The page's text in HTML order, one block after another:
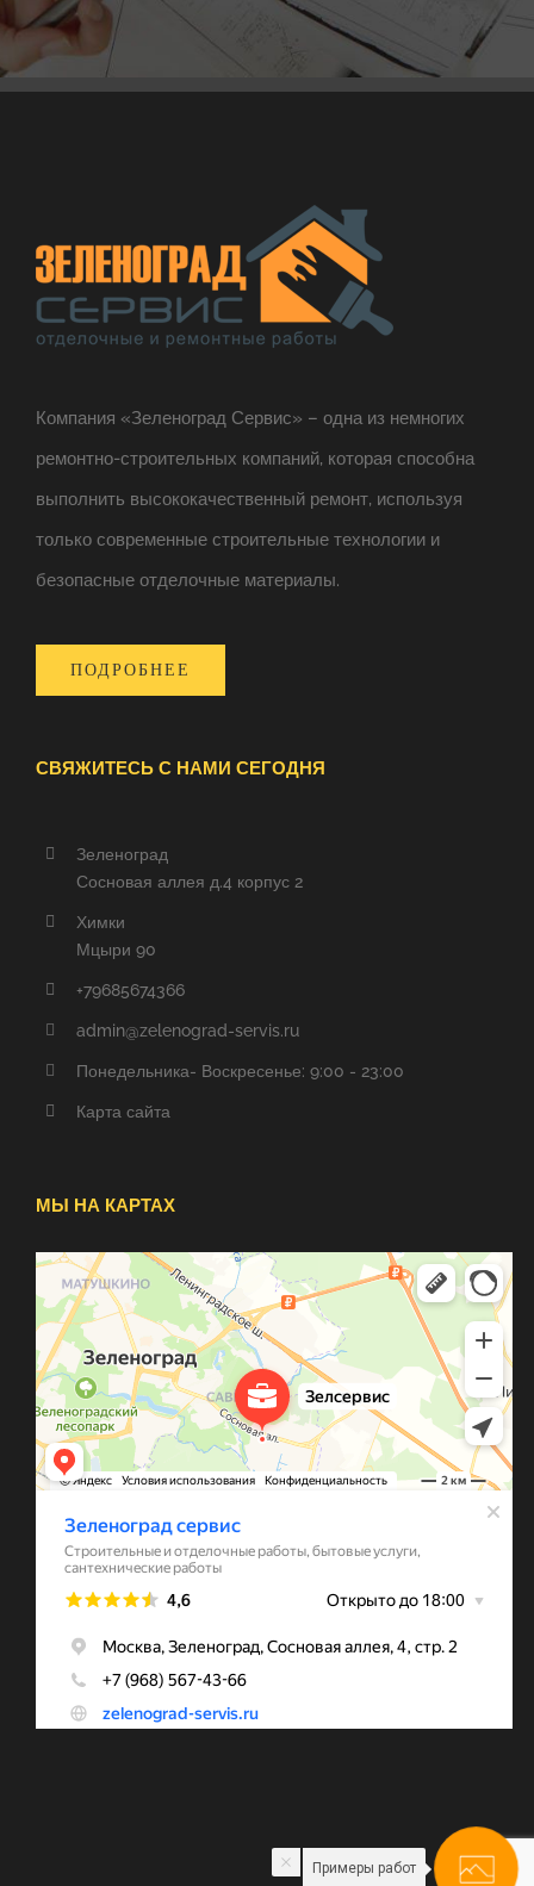
Компания «Зеленоград Сервис» – одна из немногих
ремонтно-строительных компаний, которая способна
выполнить высококачественный ремонт, используя
только современные строительные технологии и
безопасные отделочные материалы.
ПОДРОБНЕЕ
СВЯЖИТЕСЬ С НАМИ СЕГОДНЯ
Зеленоград
Сосновая аллея д.4 корпус 2
Химки
Мцыри 90
+79685674366
admin@zelenograd-servis.ru
Понедельника- Воскресенье: 9:00 - 23:00
Карта сайта
МЫ НА КАРТАХ
Примеры работ